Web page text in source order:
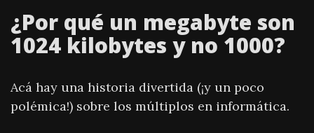
¿Por qué un megabyte son
1024 kilobytes y no 1000?
Acá hay una historia divertida (¡y un poco
polémica!) sobre los múltiplos en informática.